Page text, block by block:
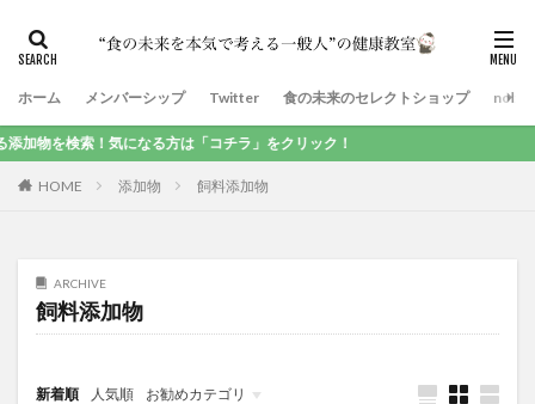
ホーム メンバーシップ Twitter 食の未来のセレクトショップ note
を検索！気になる方は「コチラ」をクリック！
HOME 添加物 飼料添加物
ARCHIVE
飼料添加物
新着順 人気順 お勧めカテゴリ